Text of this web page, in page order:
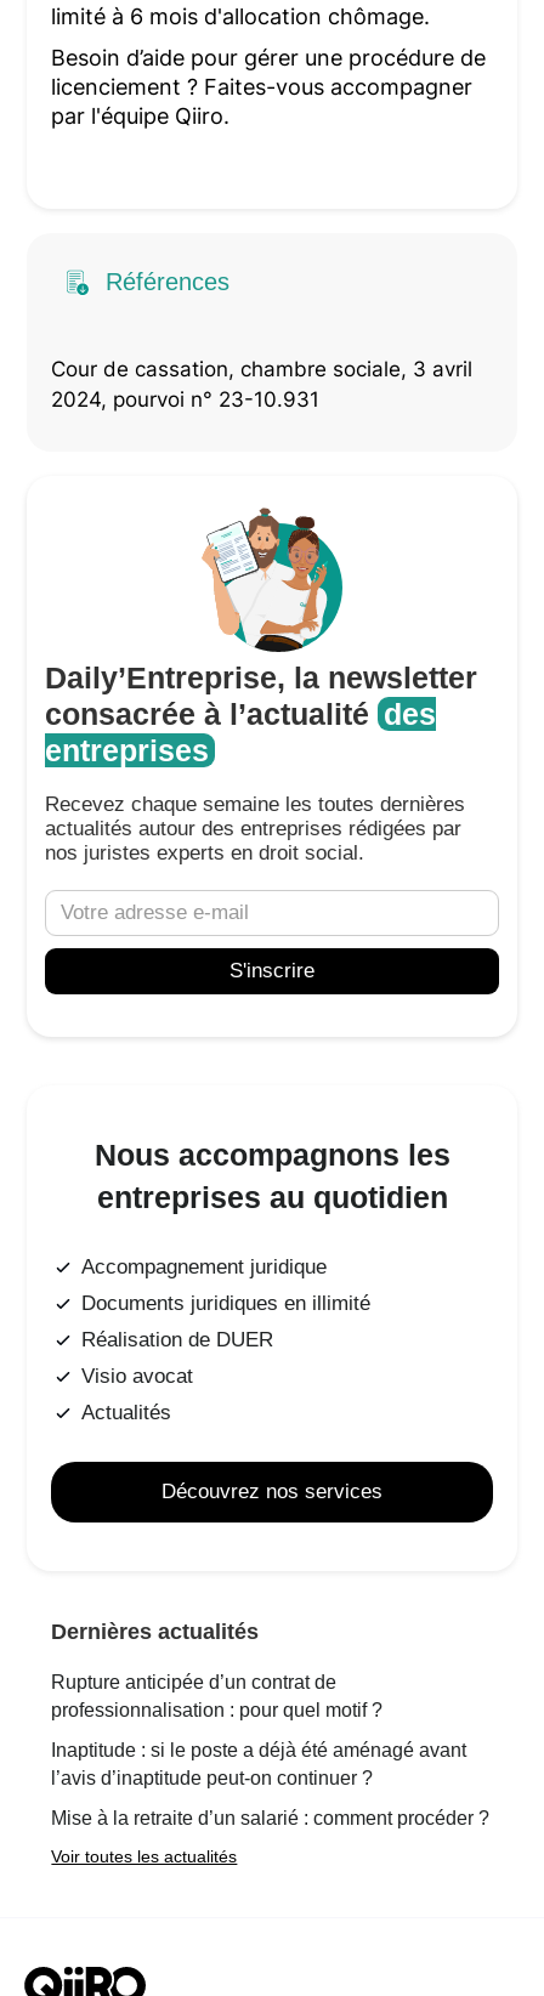
limité à 6 mois d'allocation chômage.
Besoin d’aide pour gérer une procédure de
licenciement ? Faites-vous accompagner
par l'équipe Qiiro.
Références
Cour de cassation, chambre sociale, 3 avril
2024, pourvoi n° 23-10.931
Daily’Entreprise, la newsletter
consacrée à l’actualité des
entreprises
Recevez chaque semaine les toutes dernières
actualités autour des entreprises rédigées par
nos juristes experts en droit social.
Nous accompagnons les
entreprises au quotidien
Accompagnement juridique
Documents juridiques en illimité
Réalisation de DUER
Visio avocat
Actualités
Découvrez nos services
Dernières actualités
Rupture anticipée d’un contrat de
professionnalisation : pour quel motif ?
Inaptitude : si le poste a déjà été aménagé avant
l’avis d’inaptitude peut-on continuer ?
Mise à la retraite d’un salarié : comment procéder ?
Voir toutes les actualités